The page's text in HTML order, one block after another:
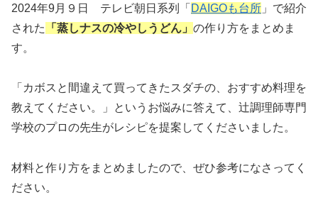
2024年9月９日 テレビ朝日系列「 DAIGOも台所 」で紹介
された
「蒸しナスの冷やしうどん」 の作り方をまとめま
す。
「カボスと間違えて買ってきたスダチの、おすすめ料理を
教えてください。」というお悩みに答えて、辻調理師専門
学校のプロの先生がレシピを提案してくださいました。
材料と作り方をまとめましたので、ぜひ参考になさってく
ださい。